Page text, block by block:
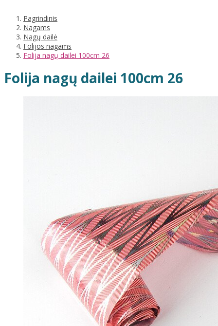
Pagrindinis
Nagams
Nagų dailė
Folijos nagams
Folija nagų dailei 100cm 26
Folija nagų dailei 100cm 26